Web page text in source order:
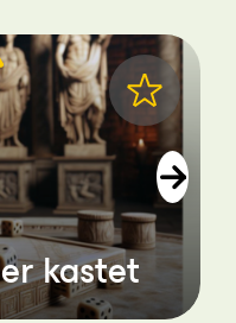
kastet